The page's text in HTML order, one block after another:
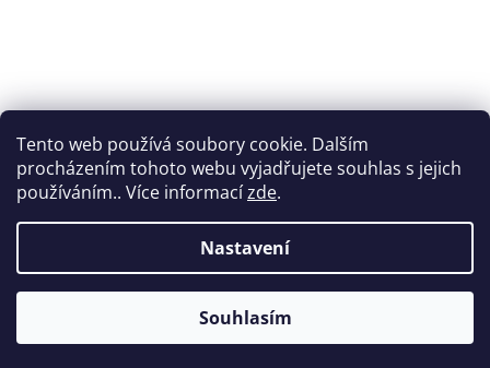
Tento web používá soubory cookie. Dalším
procházením tohoto webu vyjadřujete souhlas s jejich
používáním.. Více informacízde.
Nastavení
Souhlasím
Vytvořil Shoptet
Brahmashop.cz. Všechna práva vyhrazena.